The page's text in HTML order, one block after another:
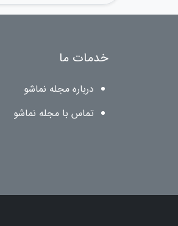
خدمات ما
درباره مجله نماشو
تماس با مجله نماشو